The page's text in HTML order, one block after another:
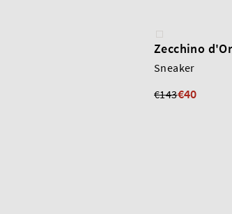
Zecchino
Sneaker
€143€40